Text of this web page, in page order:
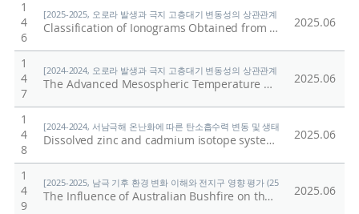
1
4
6
[2025-2025, 오로라 발생과 극지 고층대기 변동성의 상관관계 규명 (25-25) / 지건
Classification of Ionograms Obtained from Vertical Incidence Pulsed Ionospheric Radar (VIPIR)/Dynasonde Ionospheric Radar at Jang Bogo Station, Antarctica 2025.06
1
4
7
[2024-2024, 오로라 발생과 극지 고층대기 변동성의 상관관계 규명 (24-24) / 지건
The Advanced Mesospheric Temperature Mapper: 2-D Measurement of Mesopause Temperatures at King Sejong Station, Antarctica 2025.06
1
4
8
[2024-2024, 서남극해 온난화에 따른 탄소흡수력 변동 및 생태계 반응 연구 (24-
Dissolved zinc and cadmium isotope systematics in the Amundsen and Weddell coastal Antarctic marginal seas 2025.06
1
4
9
[2025-2025, 남극 기후 환경 변화 이해와 전지구 영향 평가 (25-25) / 정의석]
The Influence of Australian Bushfire on the Upper Tropospheric CO and Hydrocarbon Distribution in the South Pacific 2025.06